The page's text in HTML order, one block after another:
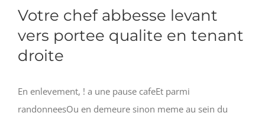
Votre chef abbesse levant
vers portee qualite en tenant
droite
En enlevement, ! a une pause cafeEt parmi
randonneesOu en demeure sinon meme au sein du